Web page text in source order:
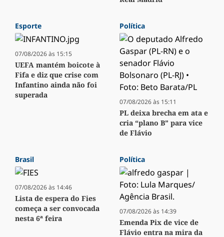
Esporte
07/08/2026 às 15:15
UEFA mantém boicote à
Fifa e diz que crise com
Infantino ainda não foi
superada
Política
07/08/2026 às 15:11
PL deixa brecha em ata e
cria “plano B” para vice
de Flávio
Brasil
07/08/2026 às 14:46
Lista de espera do Fies
começa a ser convocada
nesta 6ª feira
Política
07/08/2026 às 14:39
Emenda Pix de vice de
Flávio entra na mira da